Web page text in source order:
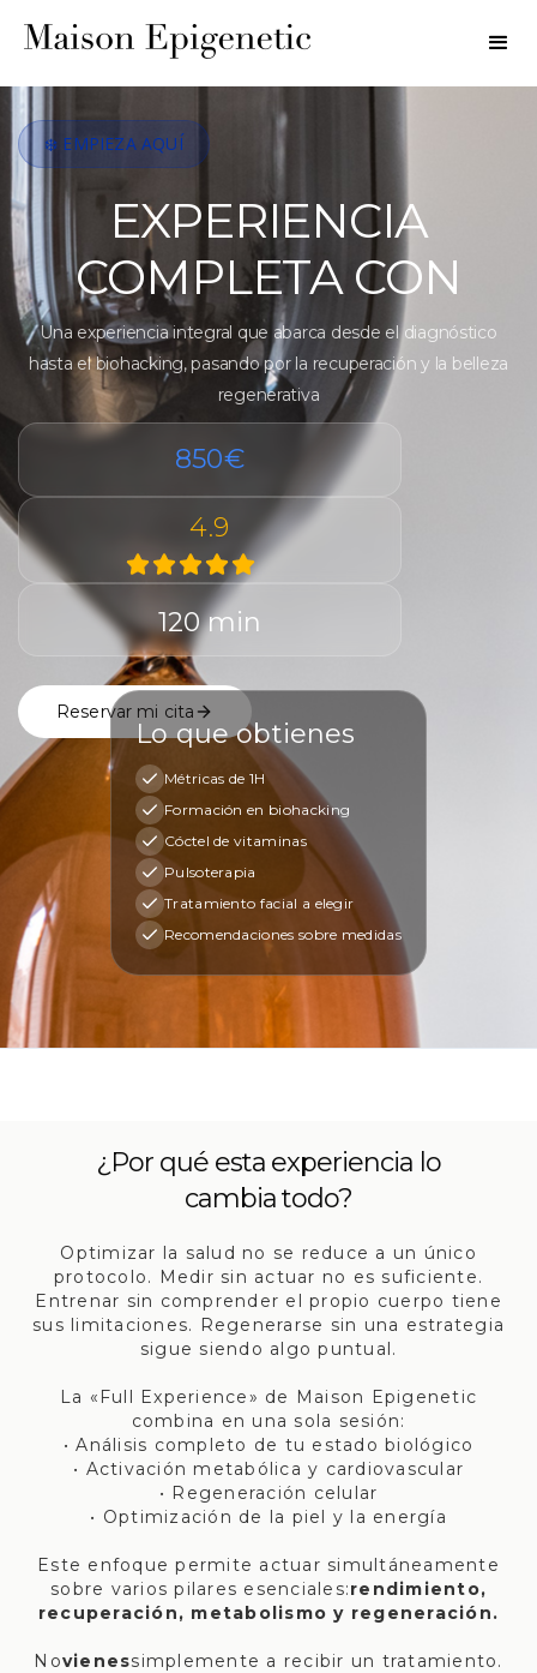
❄️ EMPIEZA AQUÍ
EXPERIENCIA
COMPLETA CON
Una experiencia integral que abarca desde el diagnóstico
hasta el biohacking, pasando por la recuperación y la belleza
regenerativa
850€
4.9
120 min
Reservar mi cita
Lo que obtienes
Métricas de 1H
Formación en biohacking
Cóctel de vitaminas
Pulsoterapia
Tratamiento facial a elegir
Recomendaciones sobre medidas
¿Por qué esta experiencia lo
cambia todo?
Optimizar la salud no se reduce a un único
protocolo. Medir sin actuar no es suficiente.
Entrenar sin comprender el propio cuerpo tiene
sus limitaciones. Regenerarse sin una estrategia
sigue siendo algo puntual.
La «Full Experience» de Maison Epigenetic
combina en una sola sesión:
• Análisis completo de tu estado biológico
• Activación metabólica y cardiovascular
• Regeneración celular
• Optimización de la piel y la energía
Este enfoque permite actuar simultáneamente
sobre varios pilares esenciales:rendimiento,
recuperación, metabolismo y regeneración.
Novienessimplemente a recibir un tratamiento.